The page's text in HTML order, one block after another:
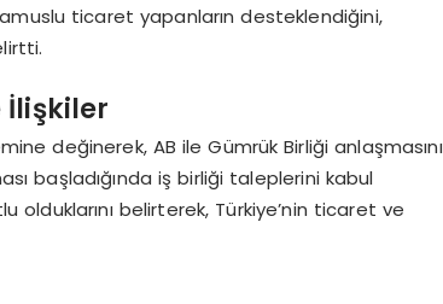
ticaret yapanların desteklendiğini,
İlişkiler
değinerek, AB ile Gümrük Birliği anlaşmasını
başladığında iş birliği taleplerini kabul
belirterek, Türkiye’nin ticaret ve